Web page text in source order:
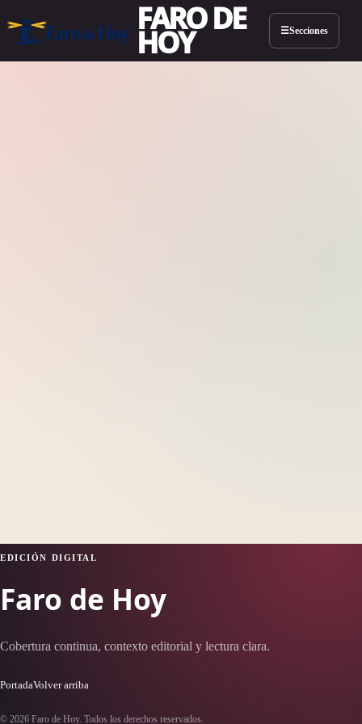
FARO DE
HOY ☰Secciones
EDICIÓN DIGITAL
Faro de Hoy
Cobertura continua, contexto editorial y lectura clara.
PortadaVolver arriba
© 2026 Faro de Hoy. Todos los derechos reservados.